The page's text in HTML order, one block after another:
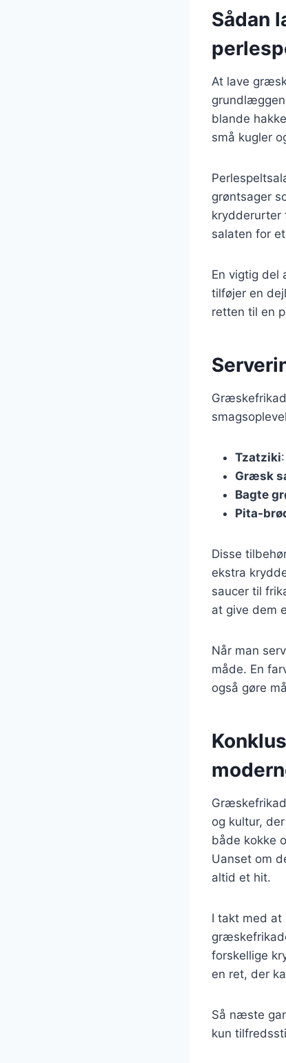
Sådan
At lave
blande
små kugler
grøntsager
krydderurter
salaten for
En vigtig del
tilføjer en
retten til en
Tzatziki
Græsk
Bagte
Pita-
Disse
ekstra
saucer til
at give dem
Når man
måde. En
også gøre
og kultur,
både kokke
Uanset om
altid et hit.
I takt med at
forskellige
en ret, der
Så næste
kun